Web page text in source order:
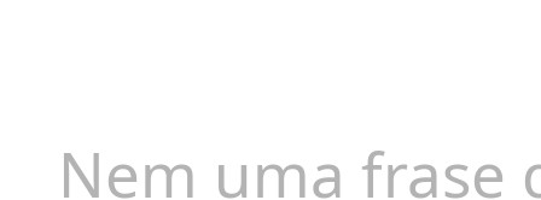
Nem uma frase